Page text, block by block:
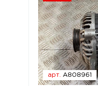
арт. A808961